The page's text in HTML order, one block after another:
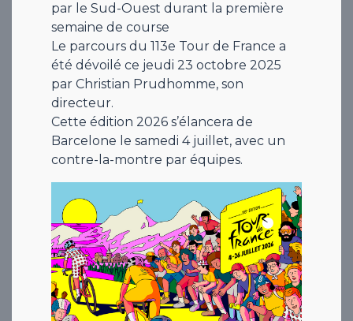
par le Sud-Ouest durant la première
semaine de course
Le parcours du 113e Tour de France a
été dévoilé ce jeudi 23 octobre 2025
par Christian Prudhomme, son
directeur.
Cette édition 2026 s’élancera de
Barcelone le samedi 4 juillet, avec un
contre-la-montre par équipes.